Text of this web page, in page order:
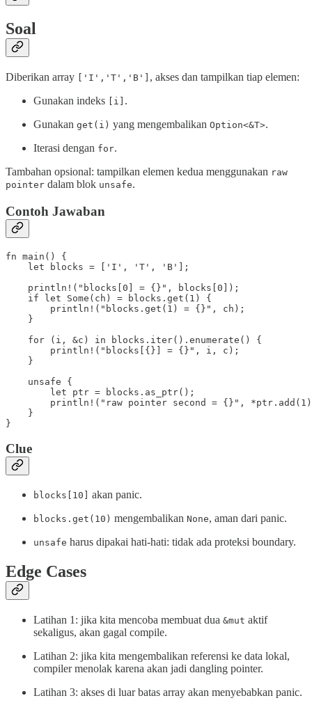
Soal
Diberikan array ['I','T','B'] , akses dan tampilkan tiap elemen:
Gunakan indeks
[i] .
Gunakan get(i) yang mengembalikan Option<&T>.
Iterasi dengan for.
Tambahan opsional: tampilkan elemen kedua menggunakan raw
pointer dalam blok unsafe.
Contoh Jawaban
fn main() {
    let blocks = ['I', 'T', 'B'];
    println!("blocks[0] = {}", blocks[0]);
    if let Some(ch) = blocks.get(1) {
        println!("blocks.get(1) = {}", ch);
    }
    for (i, &c) in blocks.iter().enumerate() {
        println!("blocks[{}] = {}", i, c);
    }
    unsafe {
        let ptr = blocks.as_ptr();
println!("raw pointer second = {}",
    }
}
Clue
blocks[10] akan panic.
blocks.get(10) mengembalikan None, aman dari panic.
unsafe harus dipakai hati-hati: tidak ada proteksi boundary.
Edge Cases
Latihan 1: jika kita mencoba membuat dua &mut aktif
sekaligus, akan gagal compile.
Latihan 2: jika kita mengembalikan referensi ke data lokal,
compiler menolak karena akan jadi dangling pointer.
Latihan 3: akses di luar batas array akan menyebabkan panic.